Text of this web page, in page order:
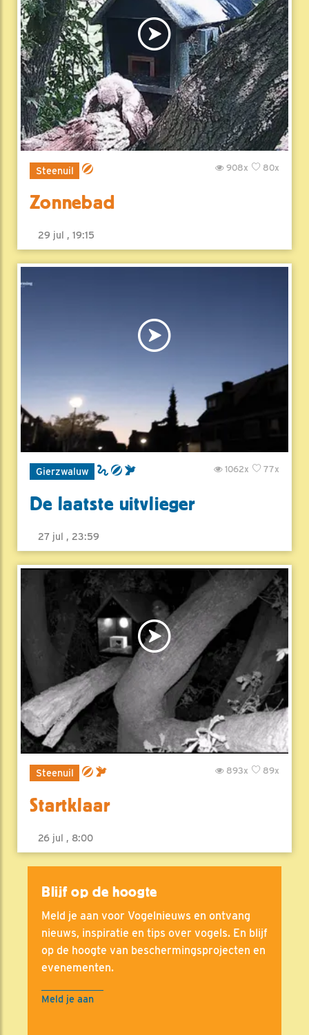
Steenuil 80x
908x
Zonnebad
29 jul , 19:15
Gierzwaluw 77x
1062x
De laatste uitvlieger
27 jul , 23:59
Steenuil 89x
893x
Startklaar
26 jul , 8:00
Blijf op de hoogte
Meld je aan voor Vogelnieuws en ontvang
nieuws, inspiratie en tips over vogels. En blijf
op de hoogte van beschermingsprojecten en
evenementen.
Meld je aan